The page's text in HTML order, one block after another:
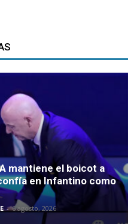
mantiene el boicot a
en Infantino como
- 6 agosto, 2026